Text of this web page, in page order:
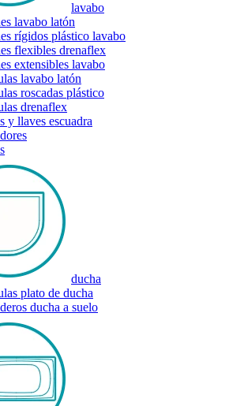
lavabo
lavabo latón
rígidos plástico lavabo
flexibles drenaflex
extensibles lavabo
lavabo latón
roscadas plástico
drenaflex
y llaves escuadra
ducha
plato de ducha
ducha a suelo